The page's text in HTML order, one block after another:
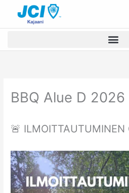
sisältöön
BBQ Alue D 2026
🚨